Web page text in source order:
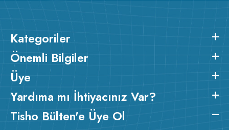
Kategoriler
Önemli Bilgiler
Üye
Yardıma mı İhtiyacınız Var?
Tisho Bülten'e Üye Ol